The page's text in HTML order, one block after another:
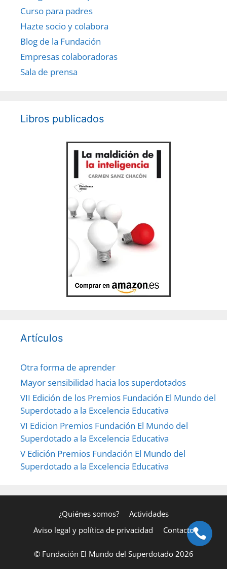
Curso para padres
Hazte socio y colabora
Blog de la Fundación
Empresas colaboradoras
Sala de prensa
Libros publicados
Artículos
Otra forma de aprender
Mayor sensibilidad hacia los superdotados
VII Edición de los Premios Fundación El Mundo del
Superdotado a la Excelencia Educativa
VI Edicion Premios Fundación El Mundo del
Superdotado a la Excelencia Educativa
V Edición Premios Fundación El Mundo del
Superdotado a la Excelencia Educativa
¿Quiénes somos?
Actividades
Aviso legal y política de privacidad
Contacto
© Fundación El Mundo del Superdotado 2026